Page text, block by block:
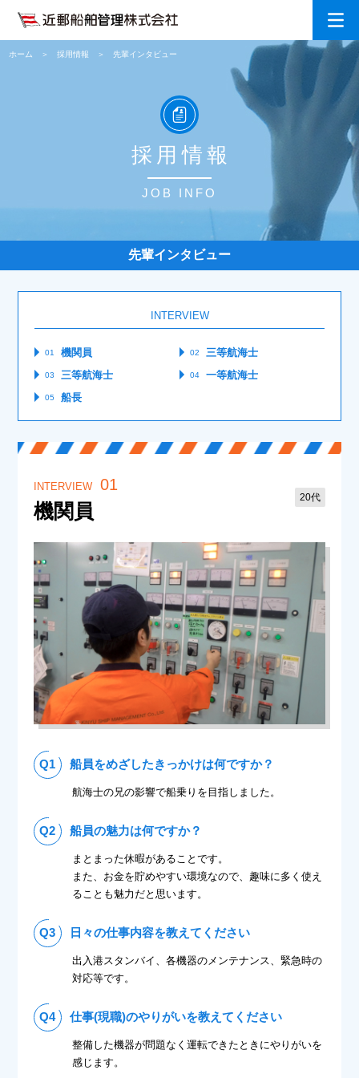
ホーム 採用情報 先輩インタビュー
採用情報
JOB INFO
先輩インタビュー
INTERVIEW
01 機関員 02 三等航海士
03 三等航海士 04 一等航海士
05 船長
INTERVIEW 01
機関員
20代
Q1 船員をめざしたきっかけは何ですか？
航海士の兄の影響で船乗りを目指しました。
Q2 船員の魅力は何ですか？
まとまった休暇があることです。
また、お金を貯めやすい環境なので、趣味に多く使え
ることも魅力だと思います。
Q3 日々の仕事内容を教えてください
出入港スタンバイ、各機器のメンテナンス、緊急時の
対応等です。
Q4 仕事(現職)のやりがいを教えてください
整備した機器が問題なく運転できたときにやりがいを
感じます。